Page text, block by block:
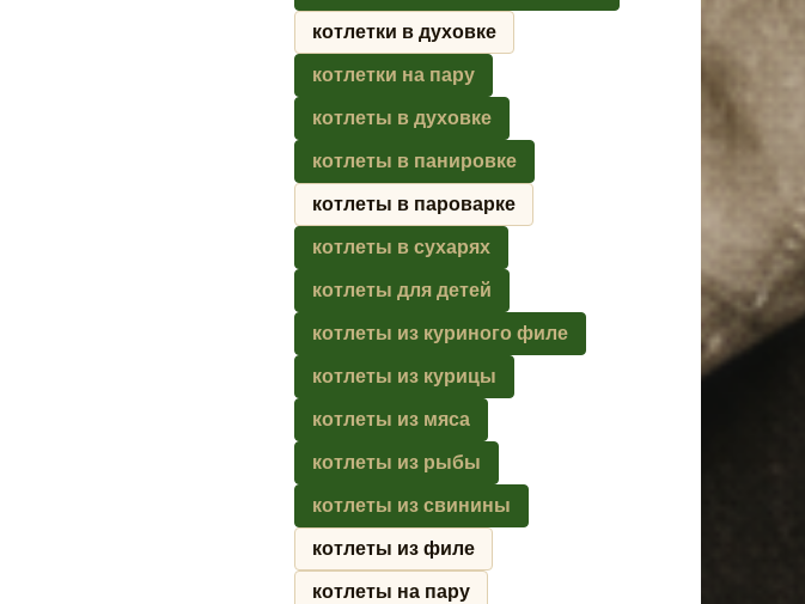
котлетки в духовке
котлетки на пару
котлеты в духовке
котлеты в панировке
котлеты в пароварке
котлеты в сухарях
котлеты для детей
котлеты из куриного филе
котлеты из курицы
котлеты из мяса
котлеты из рыбы
котлеты из свинины
котлеты из филе
котлеты на пару